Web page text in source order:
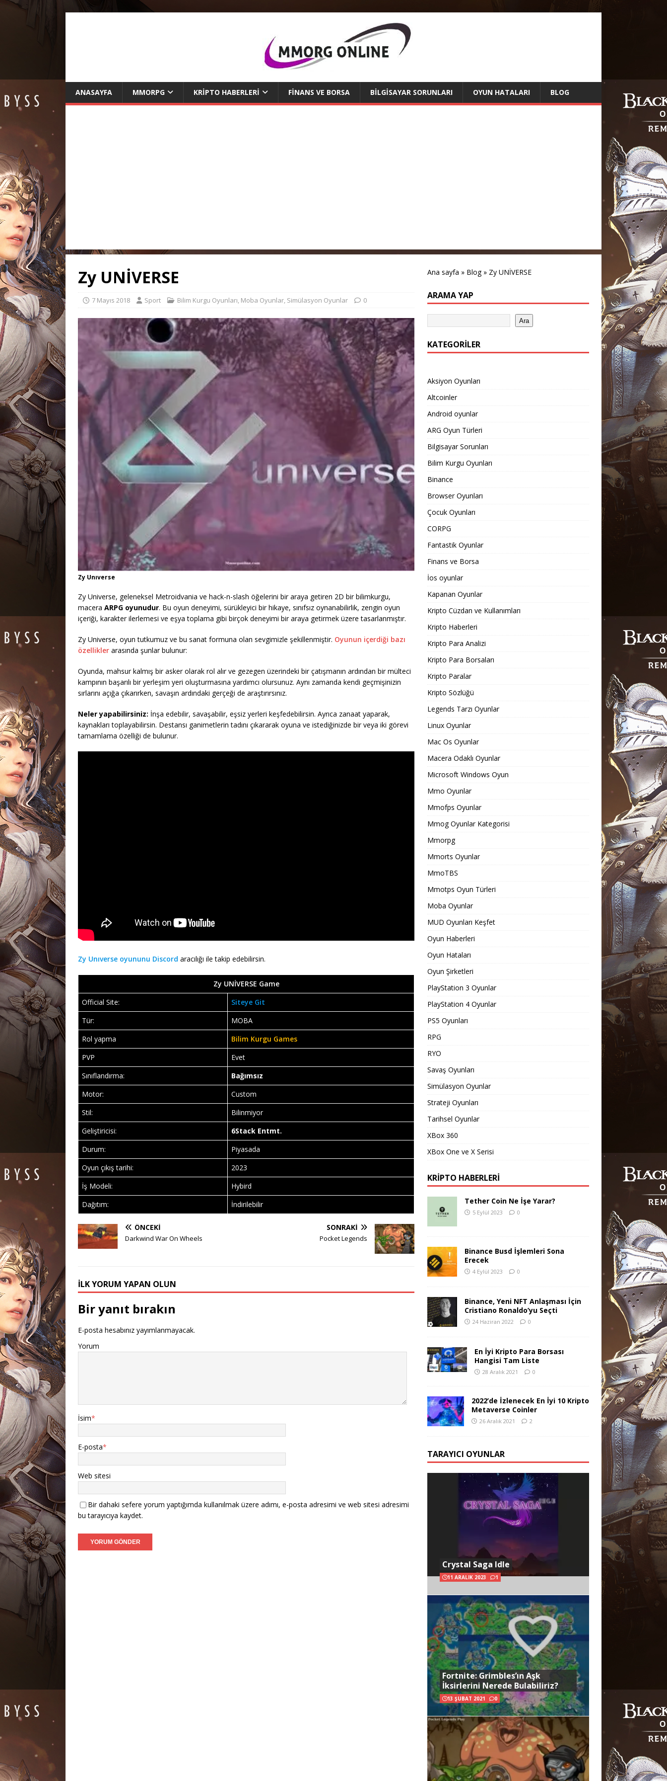
ANASAYFA MMORPG KRIPTO HABERLERI FINANS VE BORSA BILGISAYAR SORUNLARI OYUN HATALARI BLOG
Zy UNİVERSE
7 Mayıs 2018 Sport Bilim Kurgu Oyunları, Moba Oyunlar, Simülasyon Oyunlar 0
Zy Unıverse
Zy Universe, geleneksel Metroidvania ve hack-n-slash öğelerini bir araya getiren 2D bir bilimkurgu,
macera ARPG oyunudur. Bu oyun deneyimi, sürükleyici bir hikaye, sınıfsız oynanabilirlik, zengin oyun
içeriği, karakter ilerlemesi ve eşya toplama gibi birçok deneyimi bir araya getirmek üzere tasarlanmıştır.
Zy Universe, oyun tutkumuz ve bu sanat formuna olan sevgimizle şekillenmiştir. Oyunun içerdiği bazı
özellikler arasında şunlar bulunur:
Oyunda, mahsur kalmış bir asker olarak rol alır ve gezegen üzerindeki bir çatışmanın ardından bir mülteci
kampının başarılı bir yerleşim yeri oluşturmasına yardımcı olursunuz. Aynı zamanda kendi geçmişinizin
sırlarını açığa çıkarırken, savaşın ardındaki gerçeği de araştırırsınız.
Neler yapabilirsiniz: İnşa edebilir, savaşabilir, eşsiz yerleri keşfedebilirsin. Ayrıca zanaat yaparak,
kaynakları toplayabilirsin. Destansı ganimetlerin tadını çıkararak oyuna ve istediğinizde bir veya iki görevi
tamamlama özelliği de bulunur.
Zy Unıverse oyununu Discord aracılığı ile takip edebilirsin.
Zy UNİVERSE Game
Official Site:
Siteye Git
Tür:
MOBA
Rol yapma
Bilim Kurgu Games
PVP
Evet
Sınıflandırma:
Bağımsız
Motor:
Custom
Stil:
Bilinmiyor
Geliştiricisi:
6Stack Entmt.
Durum:
Piyasada
Oyun çıkış tarihi:
2023
İş Modeli:
Hybird
Dağıtım:
İndirilebilir
ÖNCEKI
Darkwind War On Wheels
SONRAKI
Pocket Legends
İLK YORUM YAPAN OLUN
Bir yanıt bırakın
E-posta hesabınız yayımlanmayacak.
Yorum
İsim*
E-posta*
Web sitesi
Bir dahaki sefere yorum yaptığımda kullanılmak üzere adımı, e-posta adresimi ve web sitesi adresimi
bu tarayıcıya kaydet.
Ana sayfa » Blog» Zy UNİVERSE
ARAMA YAP
Ara
KATEGORILER
Aksiyon Oyunları
Altcoinler
Android oyunlar
ARG Oyun Türleri
Bilgisayar Sorunları
Bilim Kurgu Oyunları
Binance
Browser Oyunları
Çocuk Oyunları
CORPG
Fantastik Oyunlar
Finans ve Borsa
İos oyunlar
Kapanan Oyunlar
Kripto Cüzdan ve Kullanımları
Kripto Haberleri
Kripto Para Analizi
Kripto Para Borsaları
Kripto Paralar
Kripto Sözlüğü
Legends Tarzı Oyunlar
Linux Oyunlar
Mac Os Oyunlar
Macera Odaklı Oyunlar
Microsoft Windows Oyun
Mmo Oyunlar
Mmofps Oyunlar
Mmog Oyunlar Kategorisi
Mmorpg
Mmorts Oyunlar
MmoTBS
Mmotps Oyun Türleri
Moba Oyunlar
MUD Oyunları Keşfet
Oyun Haberleri
Oyun Hataları
Oyun Şirketleri
PlayStation 3 Oyunlar
PlayStation 4 Oyunlar
PS5 Oyunları
RPG
RYO
Savaş Oyunları
Simülasyon Oyunlar
Strateji Oyunları
Tarihsel Oyunlar
XBox 360
XBox One ve X Serisi
KRIPTO HABERLERI
Tether Coin Ne İşe Yarar?
5 Eylül 2023 0
Binance Busd İşlemleri Sona
Erecek
4 Eylül 2023 0
Binance, Yeni NFT Anlaşması İçin
Cristiano Ronaldo’yu Seçti
24 Haziran 2022 0
En İyi Kripto Para Borsası
Hangisi Tam Liste
28 Aralık 2021 0
2022’de İzlenecek En İyi 10 Kripto
Metaverse Coinler
26 Aralık 2021 2
TARAYICI OYUNLAR
Crystal Saga Idle
11 ARALIK 2023 1
Fortnite: Grimbles’ın Aşk
İksirlerini Nerede Bulabiliriz?
13 ŞUBAT 2021 0